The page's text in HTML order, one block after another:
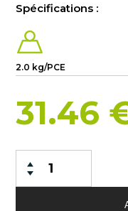
Spécifications :
2.0 kg/PCE
31.46